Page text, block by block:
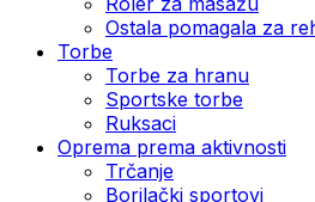
Ostala pomagala za
Torbe
Torbe za hranu
Sportske torbe
Ruksaci
Oprema prema aktivnosti
Trčanje
Borilački sportovi